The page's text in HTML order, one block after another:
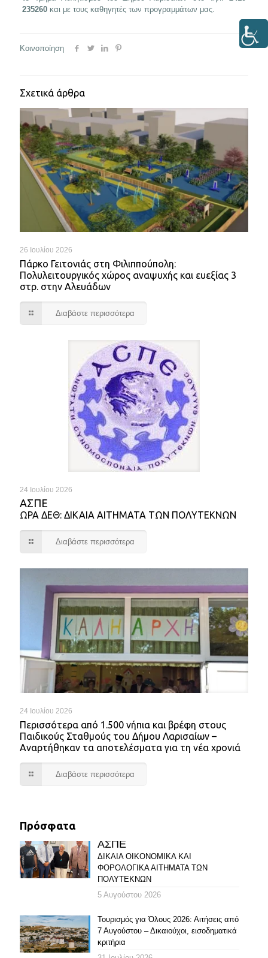
235260και με τους καθηγητές των προγραμμάτων μας.
Κοινοποίηση
Σχετικά άρθρα
26 Ιουλίου 2026
Πάρκο Γειτονιάς στη Φιλιππούπολη:
Πολυλειτουργικός χώρος αναψυχής και ευεξίας 3
στρ. στην Αλευάδων
Διαβάστε περισσότερα
24 Ιουλίου 2026
ΑΣΠΕ
ΩΡΑ ΔΕΘ: ΔΙΚΑΙΑ ΑΙΤΗΜΑΤΑ ΤΩΝ ΠΟΛΥΤΕΚΝΩΝ
Διαβάστε περισσότερα
24 Ιουλίου 2026
Περισσότερα από 1.500 νήπια και βρέφη στους
Παιδικούς Σταθμούς του Δήμου Λαρισαίων –
Αναρτήθηκαν τα αποτελέσματα για τη νέα χρονιά
Διαβάστε περισσότερα
Πρόσφατα
ΑΣΠΕ
ΔΙΚΑΙΑ ΟΙΚΟΝΟΜΙΚΑ ΚΑΙ
ΦΟΡΟΛΟΓΙΚΑ ΑΙΤΗΜΑΤΑ ΤΩΝ
ΠΟΛΥΤΕΚΝΩΝ
5 Αυγούστου 2026
Τουρισμός για Όλους 2026: Αιτήσεις από
7 Αυγούστου – Δικαιούχοι, εισοδηματικά
κριτήρια